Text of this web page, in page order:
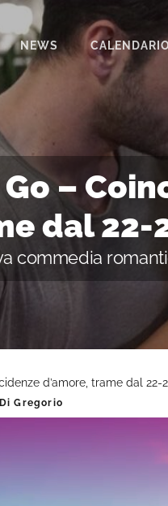
NEWS
–
dal
commedia
d’amore, trame dal 22-
Gregorio